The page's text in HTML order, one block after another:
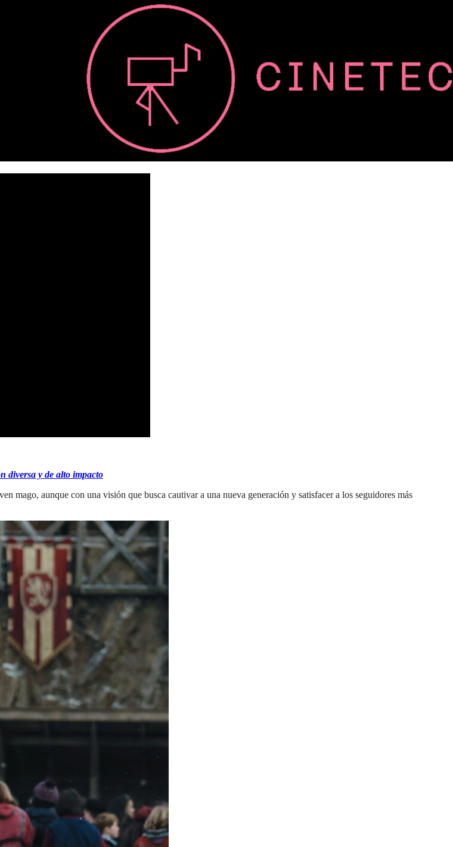
diversa y de alto impacto
mago, aunque con una visión que busca cautivar a una nueva generación y satisfacer a los seguidores más